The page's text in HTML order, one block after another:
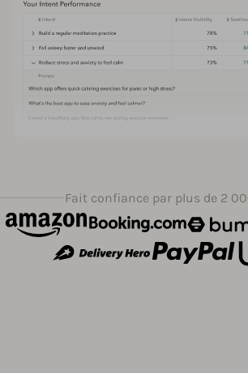
Fait confiance par plus de 2